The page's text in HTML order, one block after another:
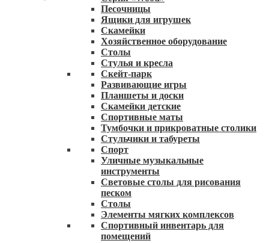
Песочницы
Ящики для игрушек
Скамейки
Хозяйственное оборудование
Столы
Стулья и кресла
Скейт-парк
Развивающие игры
Планшеты и доски
Скамейки детские
Спортивные маты
Тумбочки и прикроватные столики
Стульчики и табуреты
Спорт
Уличные музыкальные
инструменты
Световые столы для рисования
песком
Столы
Элементы мягких комплексов
Спортивный инвентарь для
помещений